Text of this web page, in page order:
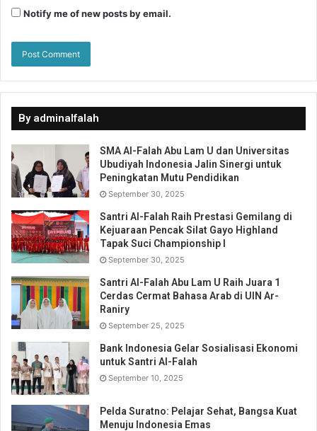
Notify me of new posts by email.
By adminalfalah
SMA Al-Falah Abu Lam U dan Universitas
Ubudiyah Indonesia Jalin Sinergi untuk
Peningkatan Mutu Pendidikan
September 30, 2025
Santri Al-Falah Raih Prestasi Gemilang di
Kejuaraan Pencak Silat Gayo Highland
Tapak Suci Championship I
September 30, 2025
Santri Al-Falah Abu Lam U Raih Juara 1
Cerdas Cermat Bahasa Arab di UIN Ar-
Raniry
September 25, 2025
Bank Indonesia Gelar Sosialisasi Ekonomi
untuk Santri Al-Falah
September 10, 2025
Pelda Suratno: Pelajar Sehat, Bangsa Kuat
Menuju Indonesia Emas